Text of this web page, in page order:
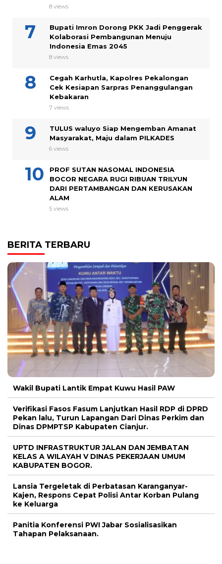
8 views
Bupati Imron Dorong PKK Jadi Penggerak
Kolaborasi Pembangunan Menuju
Indonesia Emas 2045
8 views
Cegah Karhutla, Kapolres Pekalongan
Cek Kesiapan Sarpras Penanggulangan
Kebakaran
7 views
TULUS waluyo Siap Mengemban Amanat
Masyarakat, Maju dalam PILKADES
6 views
PROF SUTAN NASOMAL INDONESIA
BOCOR NEGARA RUGI RIBUAN TRILYUN
DARI PERTAMBANGAN DAN KERUSAKAN
ALAM
5 views
BERITA TERBARU
Wakil Bupati Lantik Empat Kuwu Hasil PAW
Verifikasi Fasos Fasum Lanjutkan Hasil RDP di DPRD
Pekan lalu, Turun Lapangan Dari Dinas Perkim dan
Dinas DPMPTSP Kabupaten Cianjur.
UPTD INFRASTRUKTUR JALAN DAN JEMBATAN
KELAS A WILAYAH V DINAS PEKERJAAN UMUM
KABUPATEN BOGOR.
Lansia Tergeletak di Perbatasan Karanganyar-
Kajen, Respons Cepat Polisi Antar Korban Pulang
ke Keluarga
Panitia Konferensi PWI Jabar Sosialisasikan
Tahapan Pelaksanaan.